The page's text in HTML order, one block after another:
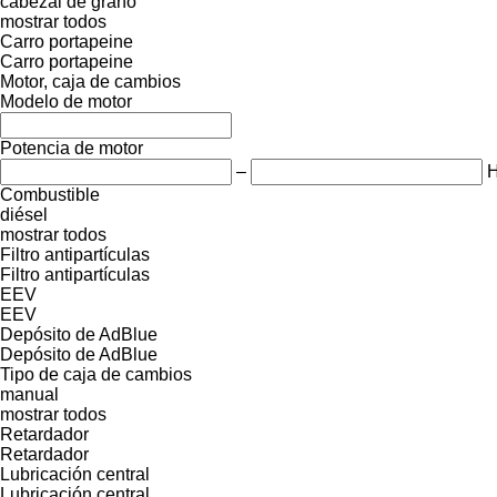
mostrar todos
Carro portapeine
Carro portapeine
Motor, caja de cambios
Modelo de motor
Potencia de motor
–
Combustible
diésel
mostrar todos
Filtro antipartículas
Filtro antipartículas
EEV
EEV
Depósito de AdBlue
Depósito de AdBlue
Tipo de caja de cambios
manual
mostrar todos
Retardador
Retardador
Lubricación central